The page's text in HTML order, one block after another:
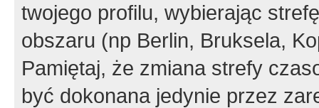
twojego profilu, wybierając
obszaru (np Berlin, Bruksela,
Pamiętaj, że zmiana strefy
być dokonana jedynie przez